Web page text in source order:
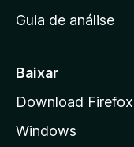
c
a
d
a
Guia de análise
Baixar
Download Firefox
Windows